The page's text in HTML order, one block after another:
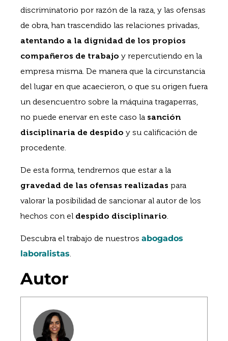
discriminatorio por razón de la raza, y las ofensas
de obra, han trascendido las relaciones privadas,
atentando a la dignidad de los propios
compañeros de trabajo y repercutiendo en la
empresa misma. De manera que la circunstancia
del lugar en que acaecieron, o que su origen fuera
un desencuentro sobre la máquina tragaperras,
no puede enervar en este caso la sanción
disciplinaria de despido y su calificación de
procedente.
De esta forma, tendremos que estar a la
gravedad de las ofensas realizadas para
valorar la posibilidad de sancionar al autor de los
hechos con el despido disciplinario.
Descubra el trabajo de nuestros abogados
laboralistas.
Autor